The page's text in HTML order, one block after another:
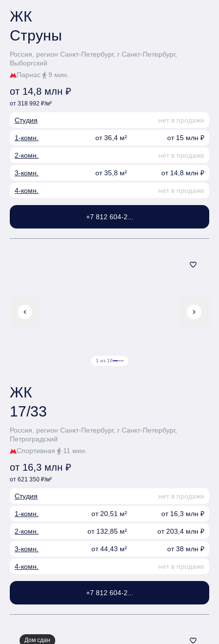
ЖК
Струны
Россия, регион Санкт-Петербург, г Санкт-Петербург,
Выборгский
Парнас directions_walk9 мин.
от 14,8 млн ₽
от 318 992 ₽/м²
Студия нет в продаже
1-комн. от 36,4 м² от 15 млн ₽
2-комн. нет в продаже
3-комн. от 35,8 м² от 14,8 млн ₽
4-комн. нет в продаже
+7 812 604-2...
chevron_left chevron_right
1 из 10
favorite_border
ЖК
17/33
Россия, регион Санкт-Петербург, г Санкт-Петербург,
Петроградский
Спортивная directions_walk 11 мин.
от 16,3 млн ₽
от 621 350 ₽/м²
Студия нет в продаже
1-комн. от 20,51 м² от 16,3 млн ₽
2-комн. от 132,85 м² от 203,4 млн ₽
3-комн. от 44,43 м² от 38 млн ₽
4-комн. нет в продаже
+7 812 604-2...
Дом сдан favorite_border